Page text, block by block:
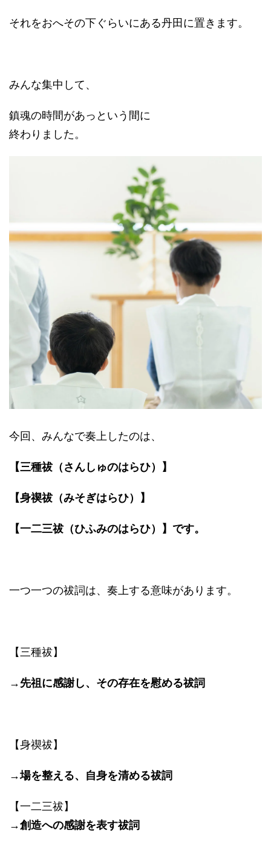
それをおへその下ぐらいにある丹田に置きます。
みんな集中して、
鎮魂の時間があっという間に
終わりました。
今回、みんなで奏上したのは、
【三種祓（さんしゅのはらひ）】
【身禊祓（みそぎはらひ）】
【一二三祓（ひふみのはらひ）】です。
一つ一つの祓詞は、奏上する意味があります。
【三種祓】
→ 先祖に感謝し、その存在を慰める祓詞
【身禊祓】
→場を整える、自身を清める祓詞
【一二三祓】
→創造への感謝を表す祓詞